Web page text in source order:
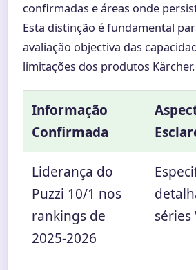
confirmadas e áreas onde
Esta distinção é fundamental
avaliação objectiva das
limitações dos produtos Kärcher.
Informação
Confirmada
Liderança do
Puzzi 10/1 nos
rankings de
2025-2026
séries